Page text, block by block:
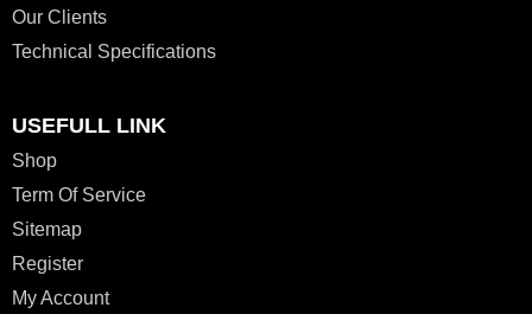
Our Clients
Technical Specifications
USEFULL LINK
Shop
Term Of Service
Sitemap
Register
My Account